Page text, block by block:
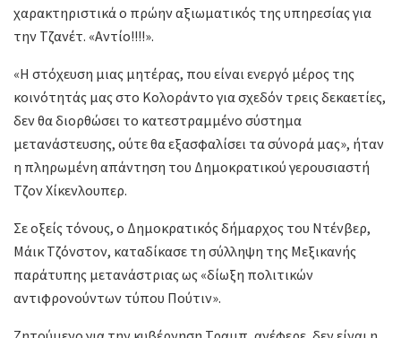
χαρακτηριστικά ο πρώην αξιωματικός της υπηρεσίας για
την Τζανέτ. «Αντίο!!!!».
«Η στόχευση μιας μητέρας, που είναι ενεργό μέρος της
κοινότητάς μας στο Κολοράντο για σχεδόν τρεις δεκαετίες,
δεν θα διορθώσει το κατεστραμμένο σύστημα
μετανάστευσης, ούτε θα εξασφαλίσει τα σύνορά μας», ήταν
η πληρωμένη απάντηση του Δημοκρατικού γερουσιαστή
Τζον Χίκενλουπερ.
Σε οξείς τόνους, ο Δημοκρατικός δήμαρχος του Ντένβερ,
Μάικ Τζόνστον, καταδίκασε τη σύλληψη της Μεξικανής
παράτυπης μετανάστριας ως «δίωξη πολιτικών
αντιφρονούντων τύπου Πούτιν».